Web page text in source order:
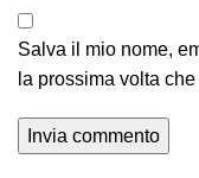
Salva il mio nome,
la prossima volta